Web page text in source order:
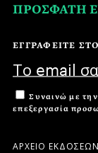
ΠΡΟΣΦΑΤΗ
ΕΓΓΡΑΦΕΙΤΕ
Συναινώ με την
επεξεργασία
ΑΡΧΕΙΟ ΕΚΔΟΣΕΩΝ